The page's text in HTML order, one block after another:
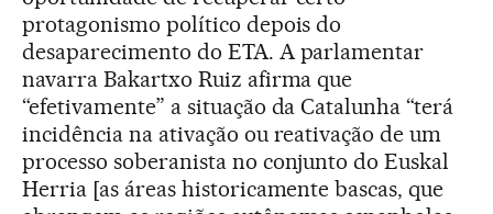
protagonismo político depois do
desaparecimento do ETA. A parlamentar
navarra Bakartxo Ruiz afirma que
“efetivamente” a situação da Catalunha “terá
incidência na ativação ou reativação de um
processo soberanista no conjunto do Euskal
Herria [as áreas historicamente bascas, que